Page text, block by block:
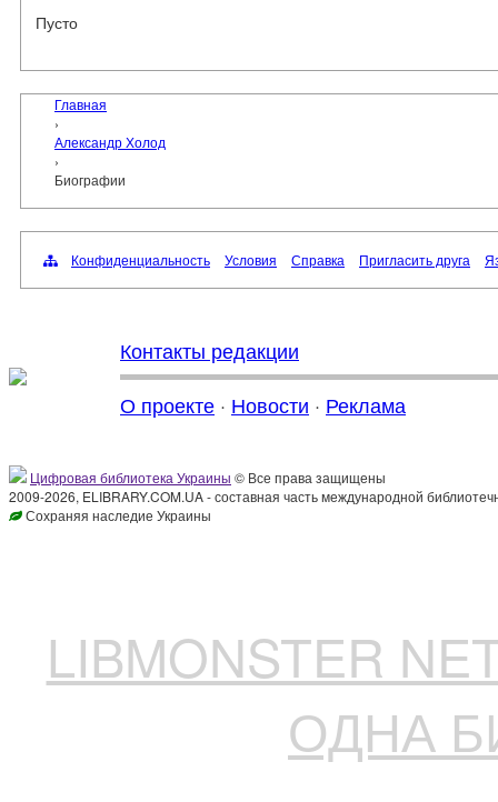
Пусто
Главная
›
Александр Холод
›
Биографии
Конфиденциальность Условия Справка Пригласить друга
Контакты редакции
О проекте · Новости · Реклама
Цифровая библиотека Украины © Все права защищены
2009-2026, ELIBRARY.COM.UA - составная часть международной
Сохраняя наследие Украины
LIBMONSTER
ОДНА